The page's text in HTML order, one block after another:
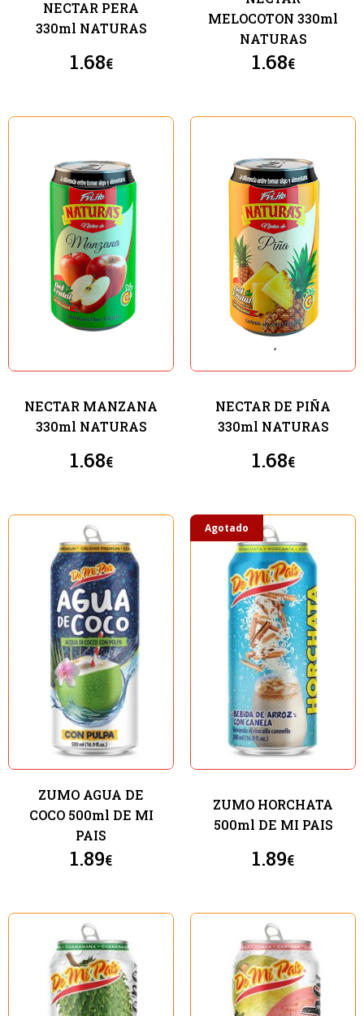
NECTAR PERA
330ml NATURAS
1.68€
MELOCOTON 330ml
NATURAS
1.68€
NECTAR MANZANA
330ml NATURAS
1.68€
NECTAR DE PIÑA
330ml NATURAS
1.68€
ZUMO AGUA DE
COCO 500ml DE MI
PAIS
1.89€
Agotado
ZUMO HORCHATA
500ml DE MI PAIS
1.89€